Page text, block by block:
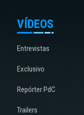
VÍDEOS
Entrevistas
Exclusivo
Repórter PdC
Trailers